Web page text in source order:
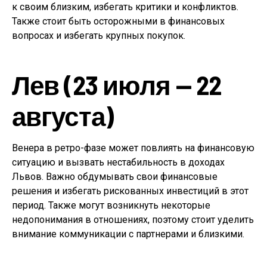
к своим близким, избегать критики и конфликтов.
Также стоит быть осторожными в финансовых
вопросах и избегать крупных покупок.
Лев (23 июля — 22
августа)
Венера в ретро-фазе может повлиять на финансовую
ситуацию и вызвать нестабильность в доходах
Львов. Важно обдумывать свои финансовые
решения и избегать рискованных инвестиций в этот
период. Также могут возникнуть некоторые
недопонимания в отношениях, поэтому стоит уделить
внимание коммуникации с партнерами и близкими.